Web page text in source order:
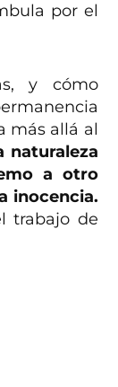
por el
y cómo
más allá al
naturaleza
a otro
inocencia.
trabajo de